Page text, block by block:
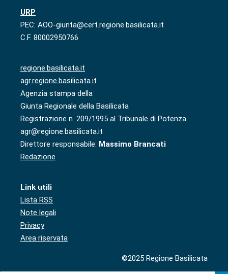
URP
PEC: AOO-giunta@cert.regione.basilicata.it
C.F. 80002950766
regione.basilicata.it
agr.regione.basilicata.it
Agenzia stampa della
Giunta Regionale della Basilicata
Registrazione n. 209/1995 al Tribunale di Potenza
agr@regione.basilicata.it
Direttore responsabile: Massimo Brancati
Redazione
Link utili
Lista RSS
Note legali
Privacy
Area riservata
©2025 Regione Basilicata